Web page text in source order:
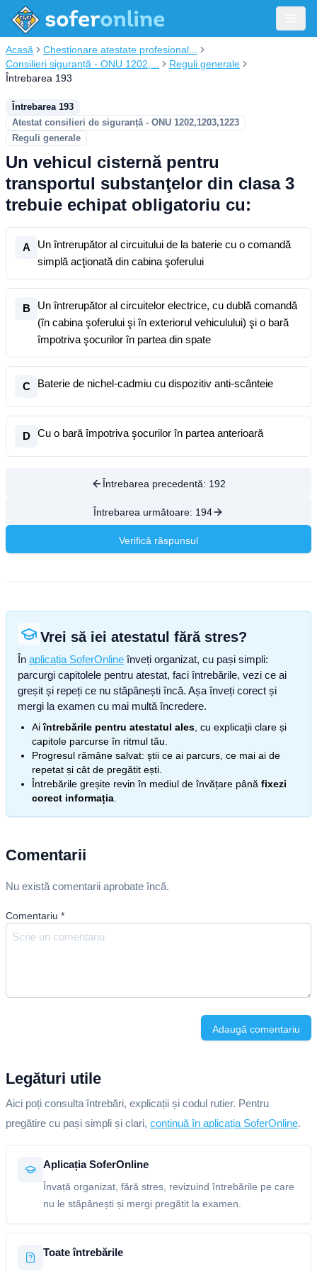
Acasă
Chestionare atestate profesional...
Consilieri siguranță - ONU 1202,...
Reguli generale
Întrebarea 193
Întrebarea 193
Atestat consilieri de siguranță - ONU 1202,1203,1223
Reguli generale
Un vehicul cisternă pentru
transportul substanţelor din clasa 3
trebuie echipat obligatoriu cu:
A
Un întrerupător al circuitului de la baterie cu o comandă
simplă acţionată din cabina şoferului
B
Un întrerupător al circuitelor electrice, cu dublă comandă
(în cabina şoferului şi în exteriorul vehiculului) şi o bară
împotriva şocurilor în partea din spate
C Baterie de nichel-cadmiu cu dispozitiv anti-scânteie
D Cu o bară împotriva şocurilor în partea anterioară
Întrebarea precedentă: 192
Întrebarea următoare: 194
Verifică răspunsul
Vrei să iei atestatul fără stres?
În aplicația SoferOnline înveți organizat, cu pași simpli:
parcurgi capitolele pentru atestat, faci întrebările, vezi ce ai
greșit și repeți ce nu stăpânești încă. Așa înveți corect și
mergi la examen cu mai multă încredere.
Aiîntrebările pentru atestatul ales , cu explicații clare și
capitole parcurse în ritmul tău.
Progresul rămâne salvat: știi ce ai parcurs, ce mai ai de
repetat și cât de pregătit ești.
Întrebările greșite revin în mediul de învățare până fixezi
corect informația
Comentarii
Nu există comentarii aprobate încă.
Comentariu *
Adaugă comentariu
Legături utile
Aici poți consulta întrebări, explicații și codul rutier. Pentru
pregătire cu pași simpli și clari, continuă în aplicația SoferOnline.
Aplicația SoferOnline
Învață organizat, fără stres, revizuind întrebările pe care
nu le stăpânești și mergi pregătit la examen.
Toate întrebările